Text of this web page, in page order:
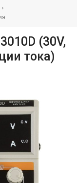
(30V,
тока)